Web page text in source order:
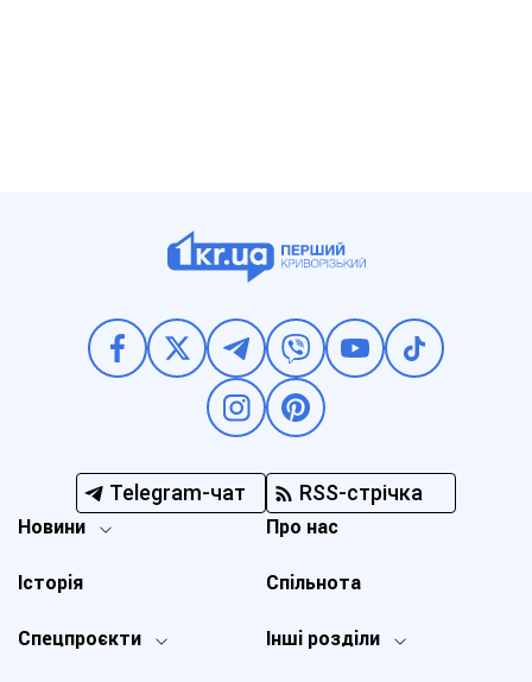
Telegram-чат RSS-стрічка
Новини
Спецпроєкти Інші розділи
Історія
Про нас
Спільнота